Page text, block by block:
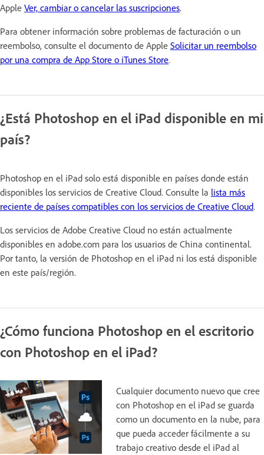
Apple Ver, cambiar o cancelar las suscripciones.
Para obtener información sobre problemas de facturación o un
reembolso, consulte el documento de Apple Solicitar un reembolso
por una compra de App Store o iTunes Store.
¿Está Photoshop en el iPad disponible en mi
país?
Photoshop en el iPad solo está disponible en países donde están
disponibles los servicios de Creative Cloud. Consulte la lista más
reciente de países compatibles con los servicios de Creative Cloud.
Los servicios de Adobe Creative Cloud no están actualmente
disponibles en adobe.com para los usuarios de China continental.
Por tanto, la versión de Photoshop en el iPad ni los está disponible
en este país/región.
¿Cómo funciona Photoshop en el escritorio
con Photoshop en el iPad?
Cualquier documento nuevo que cree
con Photoshop en el iPad se guarda
como un documento en la nube, para
que pueda acceder fácilmente a su
trabajo creativo desde el iPad al